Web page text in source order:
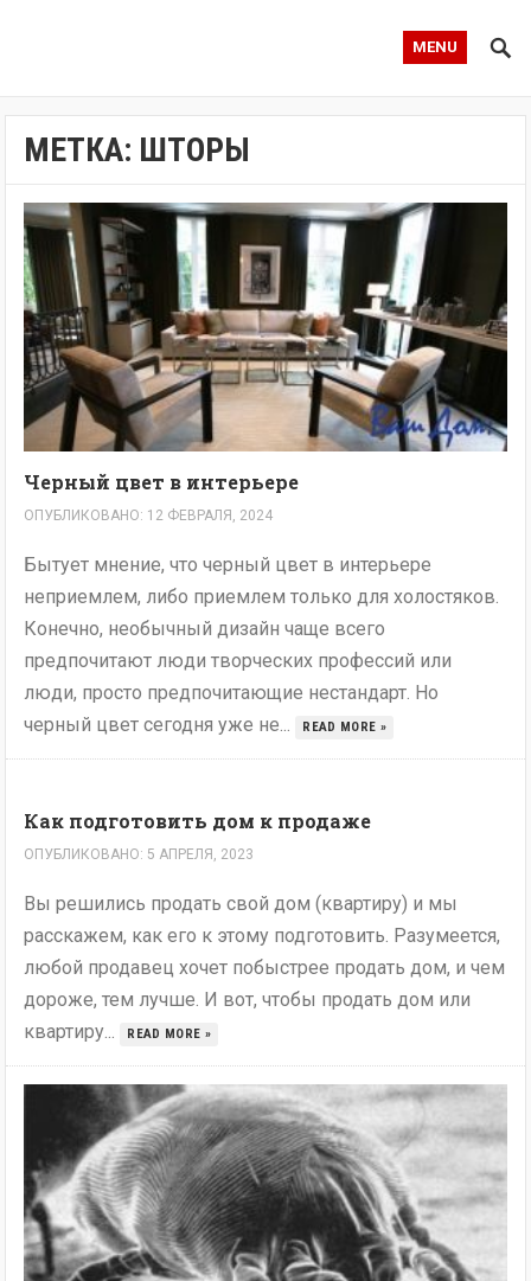
MENU
МЕТКА: ШТОРЫ
Черный цвет в интерьере
ОПУБЛИКОВАНО: 12 ФЕВРАЛЯ, 2024
Бытует мнение, что черный цвет в интерьере
неприемлем, либо приемлем только для холостяков.
Конечно, необычный дизайн чаще всего
предпочитают люди творческих профессий или
люди, просто предпочитающие нестандарт. Но
черный цвет сегодня уже не...
READ MORE »
Как подготовить дом к продаже
ОПУБЛИКОВАНО: 5 АПРЕЛЯ, 2023
Вы решились продать свой дом (квартиру) и мы
расскажем, как его к этому подготовить. Разумеется,
любой продавец хочет побыстрее продать дом, и чем
дороже, тем лучше. И вот, чтобы продать дом или
квартиру...
READ MORE »